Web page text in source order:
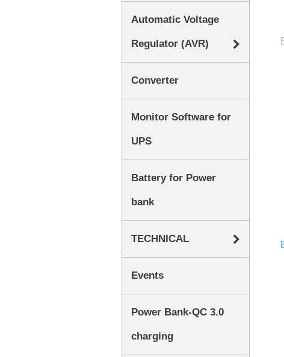
Automatic Voltage
Regulator (AVR)
Converter
Monitor Software for
UPS
Battery for Power
bank
TECHNICAL
Events
Power Bank-QC 3.0
charging